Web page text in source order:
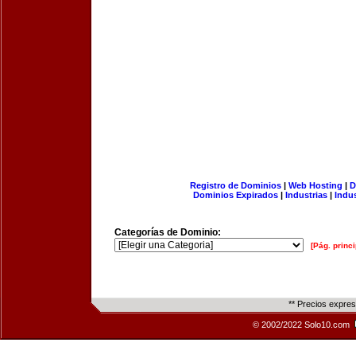
Registro de Dominios| Web Hosting |
Dominios Expirados | Industrias |
Categorías de Dominio:
[Pág.
** Precios
© 2002/2022 Solo10.com